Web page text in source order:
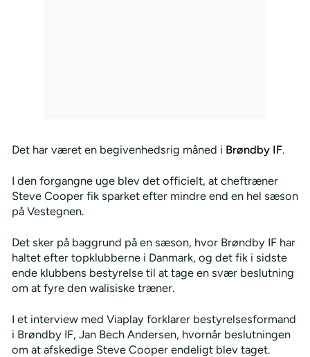
Det har været en begivenhedsrig måned i Brøndby IF.
I den forgangne uge blev det officielt, at cheftræner
Steve Cooper fik sparket efter mindre end en hel sæson
på Vestegnen.
Det sker på baggrund på en sæson, hvor Brøndby IF har
haltet efter topklubberne i Danmark, og det fik i sidste
ende klubbens bestyrelse til at tage en svær beslutning
om at fyre den walisiske træner.
I et interview med Viaplay forklarer bestyrelsesformand
i Brøndby IF, Jan Bech Andersen, hvornår beslutningen
om at afskedige Steve Cooper endeligt blev taget.